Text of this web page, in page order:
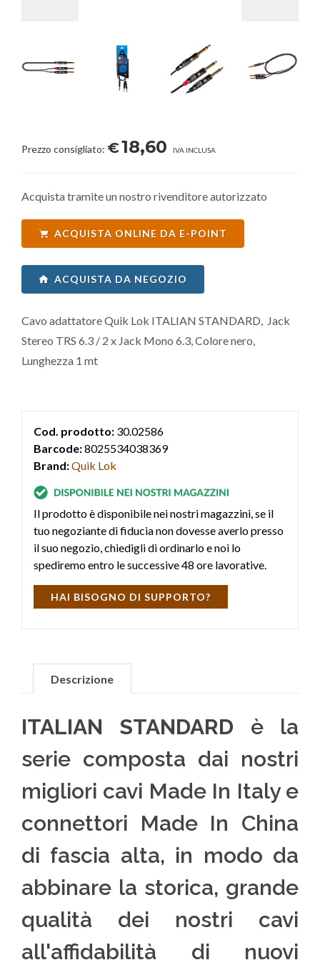
Prezzo consigliato: €18,60 IVA INCLUSA
Acquista tramite un nostro rivenditore autorizzato
ACQUISTA ONLINE DA E-POINT
ACQUISTA DA NEGOZIO
Cavo adattatore Quik Lok ITALIAN STANDARD, Jack
Stereo TRS 6.3 / 2 x Jack Mono 6.3, Colore nero,
Lunghezza 1 mt
Cod. prodotto: 30.02586
Barcode:8025534038369
Brand:Quik Lok
Il prodotto è disponibile nei nostri magazzini, se il
tuo negoziante di fiducia non dovesse averlo presso
il suo negozio, chiedigli di ordinarlo e noi lo
spediremo entro le successive 48 ore lavorative.
HAI BISOGNO DI SUPPORTO?
Descrizione
ITALIAN STANDARD è la
serie composta dai nostri
migliori cavi Made In Italy e
connettori Made In China
di fascia alta, in modo da
abbinare la storica, grande
qualità dei nostri cavi
all'affidabilità di nuovi